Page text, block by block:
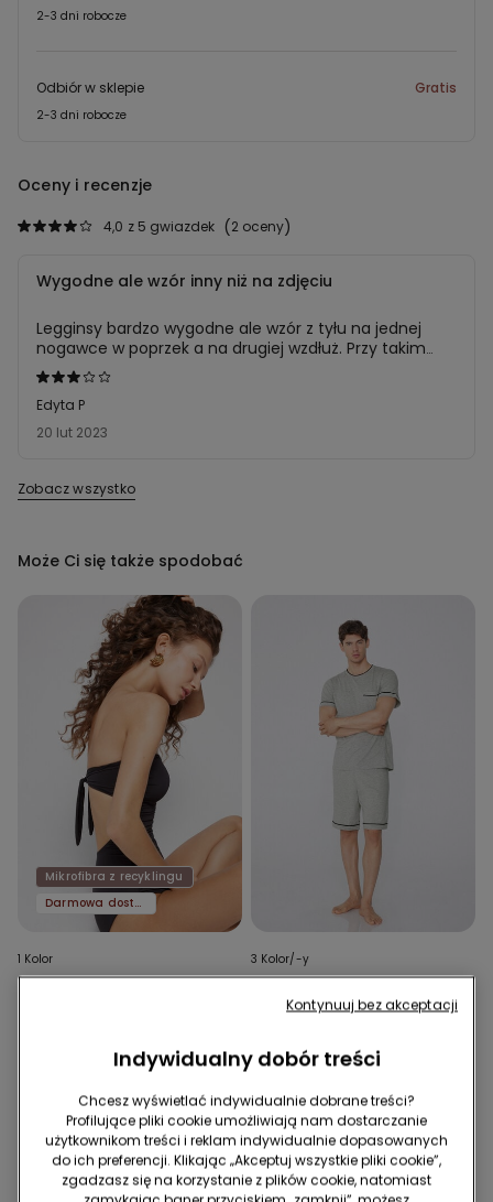
2-3 dni robocze
Odbiór w sklepie Gratis
2-3 dni robocze
Oceny i recenzje
2 oceny
4,0 z 5 gwiazdek
Ocena
3
z
20 lut 2023
Edyta P
Wygodne ale wzór inny niż na zdjęciu
Legginsy bardzo wygodne ale wzór z tyłu na jednej
nogawce w poprzek a na drugiej wzdłuż. Przy takim
wzorze to już za duży chaos. Oddaję
Zobacz wszystko
Może Ci się także spodobać
Mikrofibra z recyklingu
Darmowa dostawa
1 Kolor 3 Kolor/-y
Basic z Lamówkami i
Najniższa cena z 30 dni przed obniżką:
42,49 zł -40%
Indywidualny dobór treści
Chcesz wyświetlać indywidualnie dobrane treści?
Profilujące pliki cookie umożliwiają nam dostarczanie
użytkownikom treści i reklam indywidualnie dopasowanych
do ich preferencji. Klikając „Akceptuj wszystkie pliki cookie”,
zgadzasz się na korzystanie z plików cookie, natomiast
Kontynuuj bez akceptacji